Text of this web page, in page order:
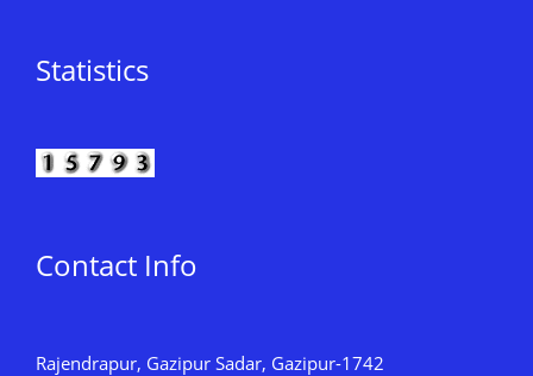
Statistics
Contact Info
Rajendrapur, Gazipur Sadar, Gazipur-1742